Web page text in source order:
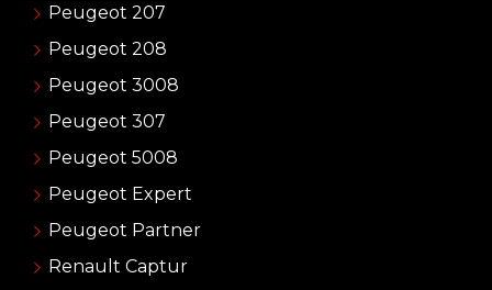
Peugeot 207
Peugeot 208
Peugeot 3008
Peugeot 307
Peugeot 5008
Peugeot Expert
Peugeot Partner
Renault Captur